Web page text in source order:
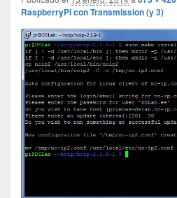
RaspberryPi con Transmission (y 3)